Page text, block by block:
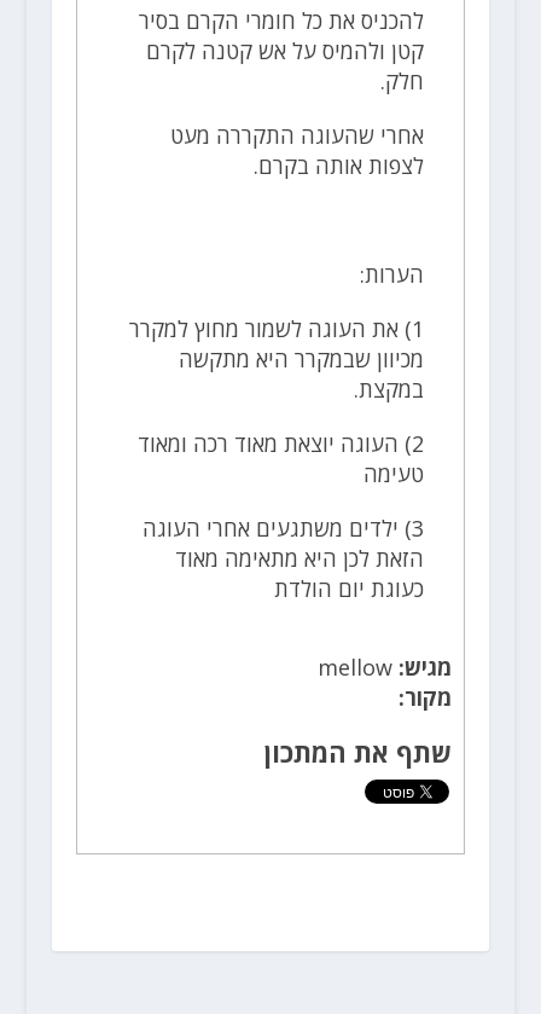
להכניס את כל חומרי הקרם בסיר
קטן ולהמיס על אש קטנה לקרם
חלק.
אחרי שהעוגה התקררה מעט
לצפות אותה בקרם.
הערות:
1) את העוגה לשמור מחוץ למקרר
מכיוון שבמקרר היא מתקשה
במקצת.
2) העוגה יוצאת מאוד רכה ומאוד
טעימה
3) ילדים משתגעים אחרי העוגה
הזאת לכן היא מתאימה מאוד
כעוגת יום הולדת
מגיש: mellow
מקור:
שתף את המתכון